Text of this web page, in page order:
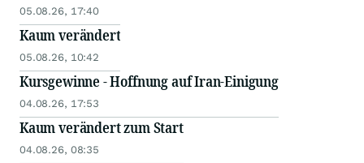
05.08.26, 17:40
Kaum verändert
05.08.26, 10:42
Kursgewinne - Hoffnung auf Iran-Einigung
04.08.26, 17:53
Kaum verändert zum Start
04.08.26, 08:35